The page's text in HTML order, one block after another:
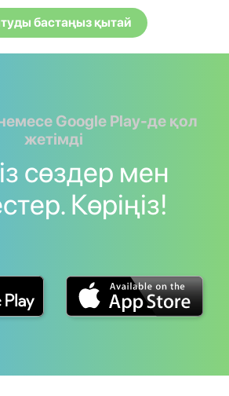
бастаңыз қытай
Google Play-де қол
жетімді
сөздер мен
Көріңіз!